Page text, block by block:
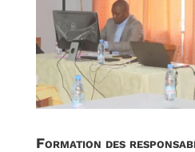
Formation des